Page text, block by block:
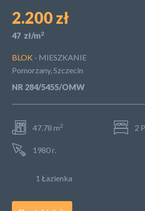
2.200 zł
47 zł/m2
BLOK - MIESZKANIE
Pomorzany, Szczecin
NR 284/5455/OMW
47.78 m2 2
1980 r.
1 Łazienka